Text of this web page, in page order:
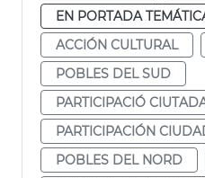
EN PORTADA
ACCIÓN CULTURAL
POBLES DEL SUD
PARTICIPACIÓ
PARTICIPACIÓN
POBLES DEL NORD